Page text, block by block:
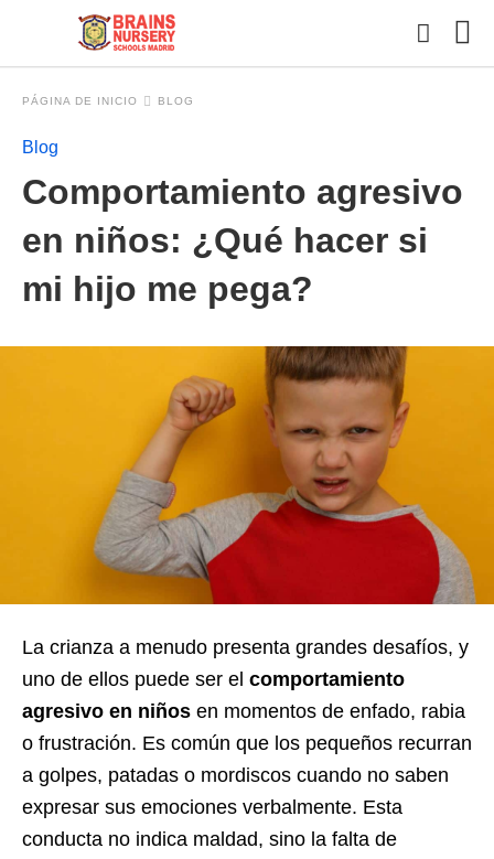
PÁGINA DE INICIO BLOG
Blog
Comportamiento agresivo
en niños: ¿Qué hacer si
mi hijo me pega?
La crianza a menudo presenta grandes desafíos, y
uno de ellos puede ser el comportamiento
agresivo en niños en momentos de enfado, rabia
o frustración. Es común que los pequeños recurran
a golpes, patadas o mordiscos cuando no saben
expresar sus emociones verbalmente. Esta
conducta no indica maldad, sino la falta de